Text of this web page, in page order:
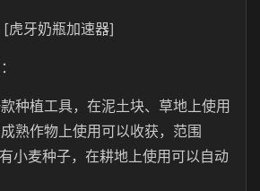
[虎牙奶瓶加速器]
种植工具，在泥土块、草地上使用
熟作物上使用可以收获，范围
小麦种子，在耕地上使用可以自动